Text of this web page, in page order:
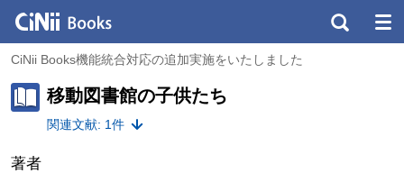
CiNii Books機能統合対応の追加実施をいたしました
移動図書館の子供たち
関連文献: 1件
著者